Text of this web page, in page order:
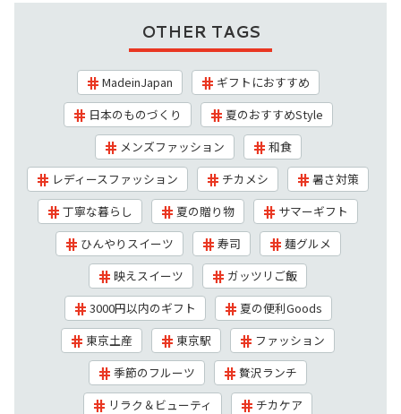
OTHER TAGS
MadeinJapan
ギフトにおすすめ
日本のものづくり
夏のおすすめStyle
メンズファッション
和食
レディースファッション
チカメシ
暑さ対策
丁寧な暮らし
夏の贈り物
サマーギフト
ひんやりスイーツ
寿司
麺グルメ
映えスイーツ
ガッツリご飯
3000円以内のギフト
夏の便利Goods
東京土産
東京駅
ファッション
季節のフルーツ
贅沢ランチ
リラク＆ビューティ
チカケア